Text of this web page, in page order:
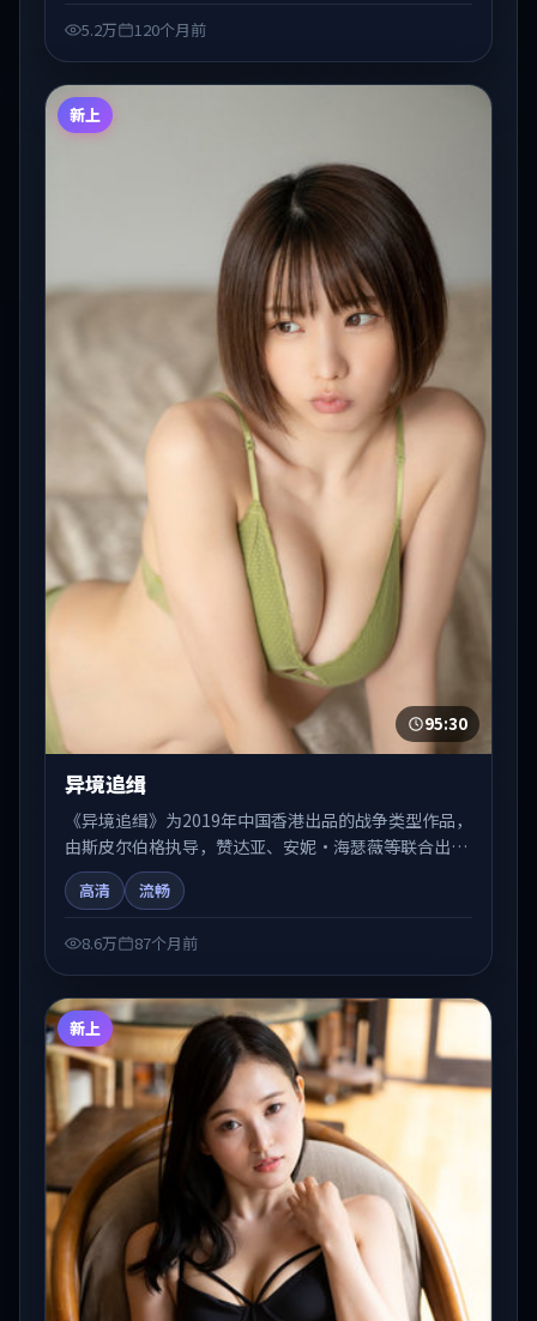
5.2万 120个月前
新上
95:30
异境追缉
《异境追缉》为2019年中国香港出品的战争类型作品，
由斯皮尔伯格执导，赞达亚、安妮·海瑟薇等联合出
演。剧情在人物弧光与节奏推进中展开，兼具叙事张力
与视听质感。适合关注国产在线观看、热播国产剧与院
高清 流畅
8.6万 87个月前
新上